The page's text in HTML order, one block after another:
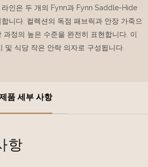
라인은 두 개의 Fynn과 Fynn Saddle-Hide
니다. 컬렉션의 독점 패브릭과 안장 가죽으
과정의 높은 수준을 완전히 표현합니다. 이
및 식당 작은 안락 의자로 구성됩니다.
품 세부 사항
항